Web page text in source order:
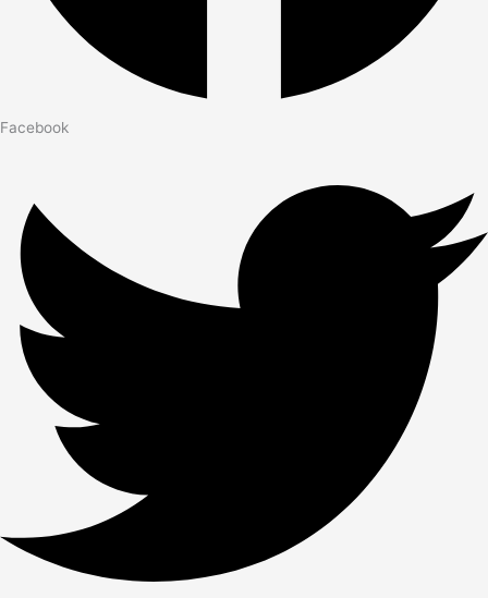
Facebook